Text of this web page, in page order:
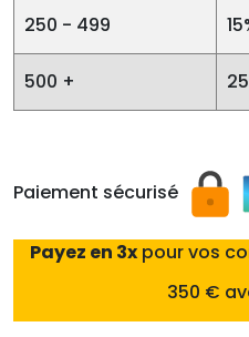
250 - 499
500 +
Paiement sécurisé
Payez en 3x pour vos
350 €